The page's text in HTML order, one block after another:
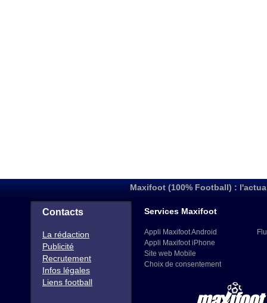
Maxifoot (100% Football) :
Contacts
La rédaction
Publicité
Recrutement
Infos légales
Liens football
Services Maxifoot
Appli Maxifoot Android
Appli Maxifoot iPhone
Site web Mobile
Choix de consentement